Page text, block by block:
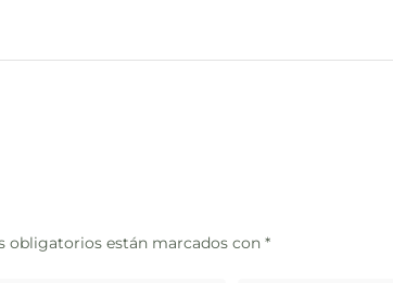
obligatorios están marcados con *